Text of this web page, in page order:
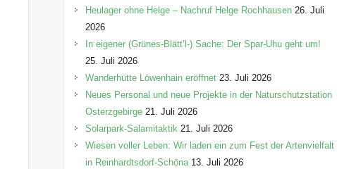
Heulager ohne Helge – Nachruf Helge Rochhausen 26. Juli
2026
In eigener (Grünes-Blätt’l-) Sache: Der Spar-Uhu geht um!
25. Juli 2026
Wanderhütte Löwenhain eröffnet 23. Juli 2026
Neues Personal und neue Projekte in der Naturschutzstation
Osterzgebirge 21. Juli 2026
Solarpark-Salamitaktik 21. Juli 2026
Wiesen voller Leben: Wir laden ein zum Fest der Artenvielfalt
in Reinhardtsdorf-Schöna 13. Juli 2026